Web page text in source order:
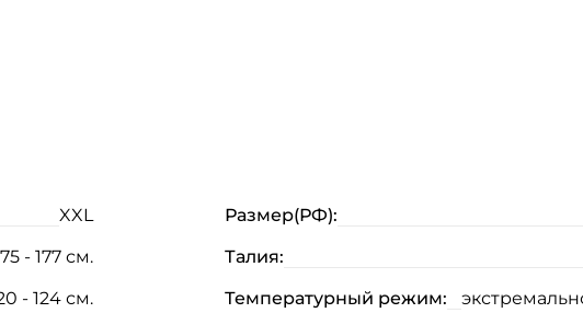
XXL Размер(РФ):
- 177 см. Талия:
- 124 см. Температурный режим:
Создать аккаунт